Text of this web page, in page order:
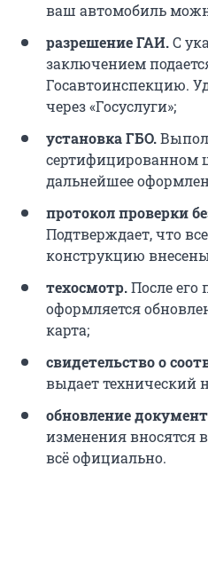
ваш автомобиль
разрешение ГАИ.С
заключением
Госавтоинспекцию.
через «Госуслуги»;
установка ГБО.
сертифицированном
дальнейшее
протокол проверки
Подтверждает, что
конструкцию
техосмотр.После его
оформляется
карта;
свидетельство о
выдает технический
обновление
изменения вносятся
всё официально.